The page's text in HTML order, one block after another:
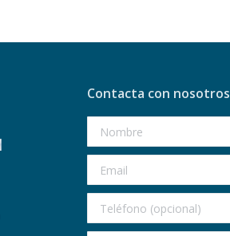
Contacta con nosotros